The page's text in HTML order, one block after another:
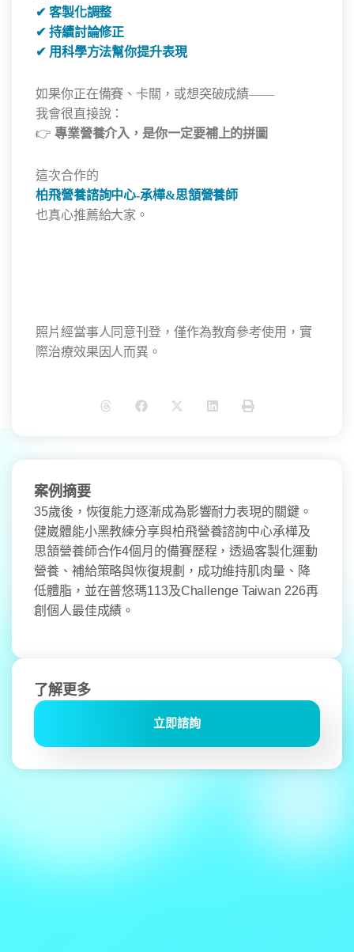
✔ 客製化調整
✔ 持續討論修正
✔ 用科學方法幫你提升表現
如果你正在備賽、卡關，或想突破成績——
我會很直接說：
👉 專業營養介入，是你一定要補上的拼圖
這次合作的
柏飛營養諮詢中心-承樺&思頷營養師
也真心推薦給大家。
照片經當事人同意刊登，僅作為教育參考使用，實
際治療效果因人而異。
案例摘要
35歲後，恢復能力逐漸成為影響耐力表現的關鍵。
健崴體能小黑教練分享與柏飛營養諮詢中心承樺及
思頷營養師合作4個月的備賽歷程，透過客製化運動
營養、補給策略與恢復規劃，成功維持肌肉量、降
低體脂，並在普悠瑪113及Challenge Taiwan 226再
創個人最佳成績。
了解更多
立即諮詢